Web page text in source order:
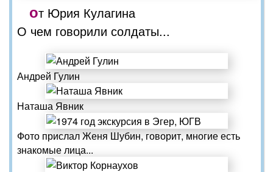
от Юрия Кулагина
О чем говорили солдаты...
Андрей Гулин
Наташа Явник
Фото прислал Женя Шубин, говорит, многие есть
знакомые лица...